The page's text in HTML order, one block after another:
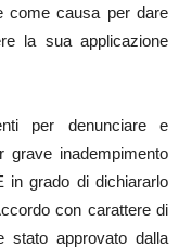
come causa per dare
la sua applicazione
per denunciare e
grave inadempimento
in grado di dichiararlo
con carattere di
stato approvato dalla